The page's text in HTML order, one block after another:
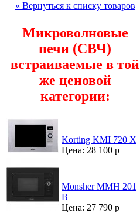
« Вернуться к списку товаров
Микроволновые
печи (СВЧ)
встраиваемые в той
же ценовой
категории:
Korting KMI 720 X
Цена: 28 100 р
Monsher MMH 201
B
Цена: 27 790 р